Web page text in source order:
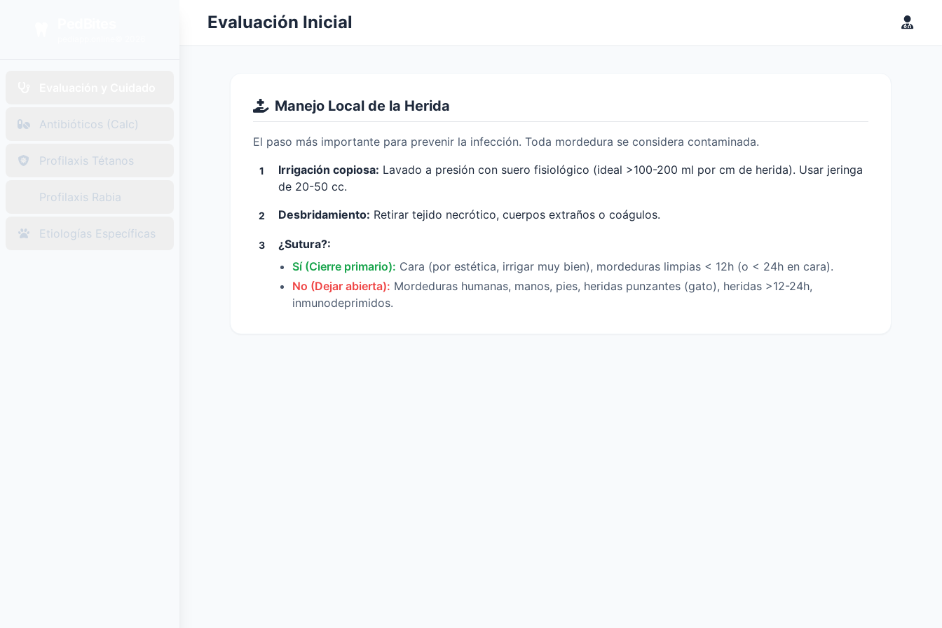
Antibióticos (Calc)
Profilaxis Tétanos
Profilaxis Rabia
Etiologías Específicas
Evaluación Inicial
Manejo Local de la Herida
El paso más importante para prevenir la infección. Toda mordedura se considera contaminada.
1 Irrigación copiosa: Lavado a presión con suero fisiológico (ideal >100-200 ml por cm de herida). Usar jeringa
de 20-50 cc.
2 Desbridamiento: Retirar tejido necrótico, cuerpos extraños o coágulos.
3
¿Sutura?:
Sí (Cierre primario): Cara (por estética, irrigar muy bien), mordeduras limpias < 12h (o < 24h en cara).
No (Dejar abierta): Mordeduras humanas, manos, pies, heridas punzantes (gato), heridas >12-24h,
inmunodeprimidos.